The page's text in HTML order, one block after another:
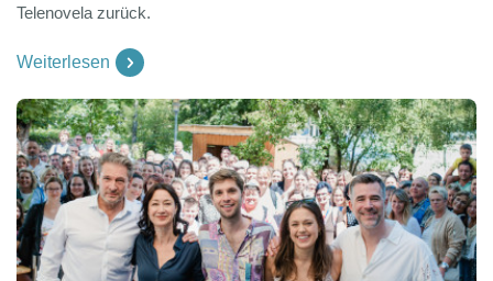
Telenovela zurück.
Weiterlesen